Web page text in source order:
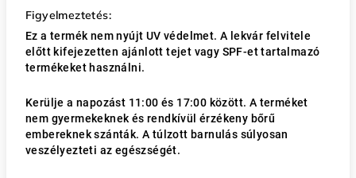
Figyelmeztetés:
Ez a termék nem nyújt UV védelmet. A lekvár felvitele
előtt kifejezetten ajánlott tejet vagy SPF-et tartalmazó
termékeket használni.
Kerülje a napozást 11:00 és 17:00 között. A terméket
nem gyermekeknek és rendkívül érzékeny bőrű
embereknek szánták. A túlzott barnulás súlyosan
veszélyezteti az egészségét.